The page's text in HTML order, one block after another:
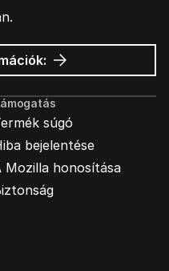
Mozilla
hirdetések
súgó
bejelentése
Mozilla honosítása